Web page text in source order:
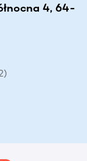
4, 64-